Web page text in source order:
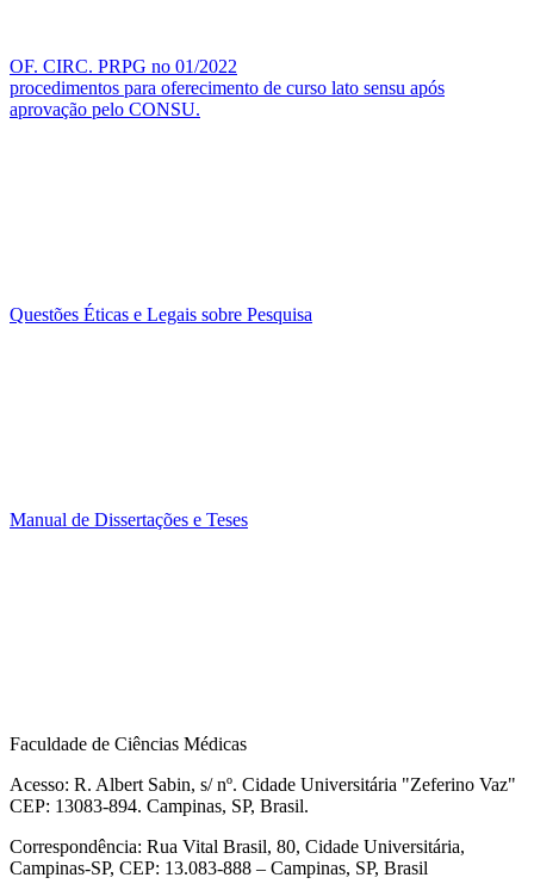
OF. CIRC. PRPG no 01/2022
procedimentos para oferecimento de curso lato sensu após
aprovação pelo CONSU.
Questões Éticas e Legais sobre Pesquisa
Manual de Dissertações e Teses
Faculdade de Ciências Médicas
Acesso: R. Albert Sabin, s/ nº. Cidade Universitária "Zeferino Vaz"
CEP: 13083-894. Campinas, SP, Brasil.
Correspondência: Rua Vital Brasil, 80, Cidade Universitária,
Campinas-SP, CEP: 13.083-888 – Campinas, SP, Brasil